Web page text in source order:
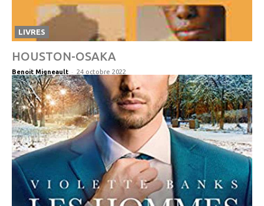
LIVRES
HOUSTON-OSAKA
Benoit Migneault - 24 octobre 2022